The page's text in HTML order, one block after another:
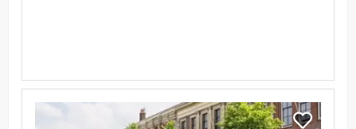
Bekijk